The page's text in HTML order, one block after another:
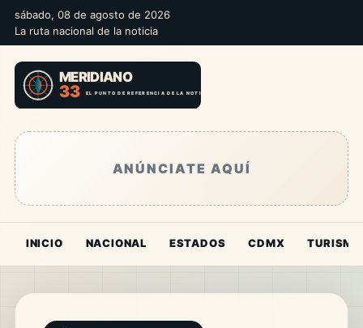
sábado, 08 de agosto de 2026
La ruta nacional de la noticia
ANÚNCIATE AQUÍ
INICIO NACIONAL ESTADOS CDMX TURISMO